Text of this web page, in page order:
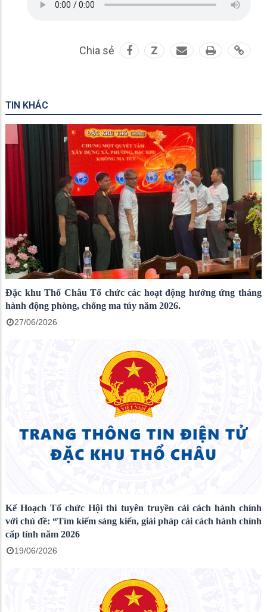
Chia sẻ Z
TIN KHÁC
Đặc khu Thổ Châu Tổ chức các hoạt động hưởng ứng tháng
hành động phòng, chống ma túy năm 2026.
27/06/2026
Kế Hoạch Tổ chức Hội thi tuyên truyền cải cách hành chính
với chủ đề: “Tìm kiếm sáng kiến, giải pháp cải cách hành chính
cấp tỉnh năm 2026
19/06/2026